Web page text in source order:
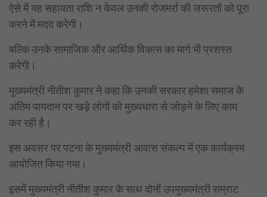
ऐसे में यह सहायता राशि न केवल उनकी रोजमर्रा की जरूरतों को पूरा
करने में मदद करेगी।
बल्कि उनके सामाजिक और आर्थिक विकास का मार्ग भी प्रशस्त
करेगी।
मुख्यमंत्री नीतीश कुमार ने कहा कि उनकी सरकार हमेशा समाज के
अंतिम पायदान पर खड़े लोगों को मुख्यधारा से जोड़ने के लिए काम
कर रही है।
इस अवसर पर पटना के मुख्यमंत्री आवास संकल्प में एक कार्यक्रम
आयोजित किया गया।
इसमें मुख्यमंत्री नीतीश कुमार के साथ दोनों उपमुख्यमंत्री सम्राट